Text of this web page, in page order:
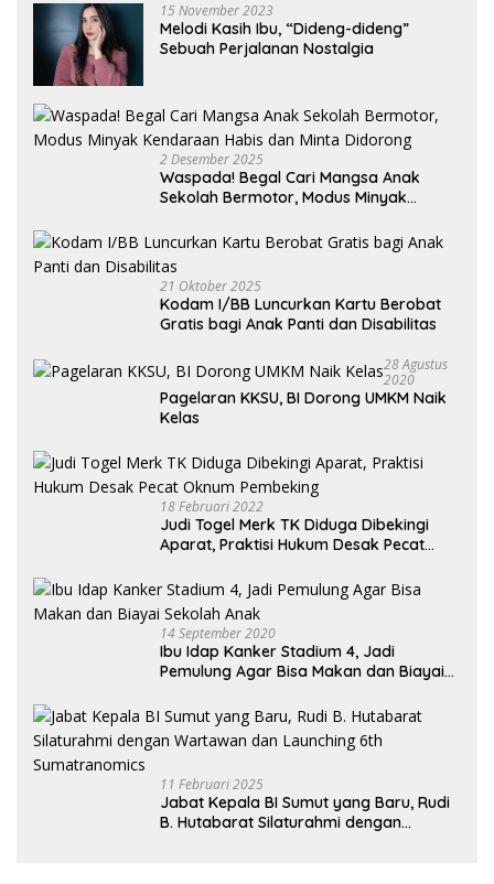
15 November 2023
Melodi Kasih Ibu, “Dideng-dideng”
Sebuah Perjalanan Nostalgia
2 Desember 2025
Waspada! Begal Cari Mangsa Anak
Sekolah Bermotor, Modus Minyak
21 Oktober 2025
Kodam I/BB Luncurkan Kartu Berobat
Gratis bagi Anak Panti dan Disabilitas
28 Agustus
2020
Pagelaran KKSU, BI Dorong UMKM Naik
Kelas
18 Februari 2022
Judi Togel Merk TK Diduga Dibekingi
Aparat, Praktisi Hukum Desak Pecat
14 September 2020
Ibu Idap Kanker Stadium 4, Jadi
Pemulung Agar Bisa Makan dan Biayai
11 Februari 2025
Jabat Kepala BI Sumut yang Baru, Rudi
B. Hutabarat Silaturahmi dengan